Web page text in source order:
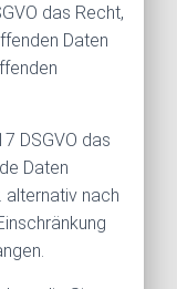
das Recht,
Daten
DSGVO das
Daten
alternativ nach